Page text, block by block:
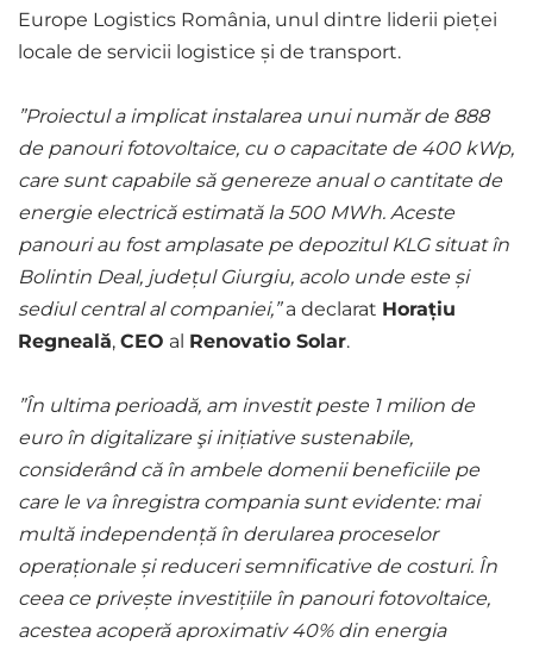
Europe Logistics România, unul dintre liderii pieței
locale de servicii logistice și de transport.
”Proiectul a implicat instalarea unui număr de 888
de panouri fotovoltaice, cu o capacitate de 400 kWp,
care sunt capabile să genereze anual o cantitate de
energie electrică estimată la 500 MWh. Aceste
panouri au fost amplasate pe depozitul KLG situat în
Bolintin Deal, județul Giurgiu, acolo unde este și
sediul central al companiei,”a declarat Horațiu
Regneală, CEO al Renovatio Solar.
”În ultima perioadă, am investit peste 1 milion de
euro în digitalizare şi inițiative sustenabile,
considerând că în ambele domenii beneficiile pe
care le va înregistra compania sunt evidente: mai
multă independență în derularea proceselor
operaționale și reduceri semnificative de costuri. În
ceea ce privește investițiile în panouri fotovoltaice,
acestea acoperă aproximativ 40% din energia